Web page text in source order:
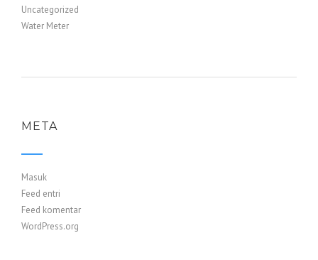
Uncategorized
Water Meter
META
Masuk
Feed entri
Feed komentar
WordPress.org